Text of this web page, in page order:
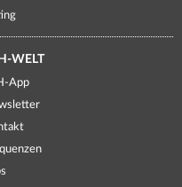
WELT
App